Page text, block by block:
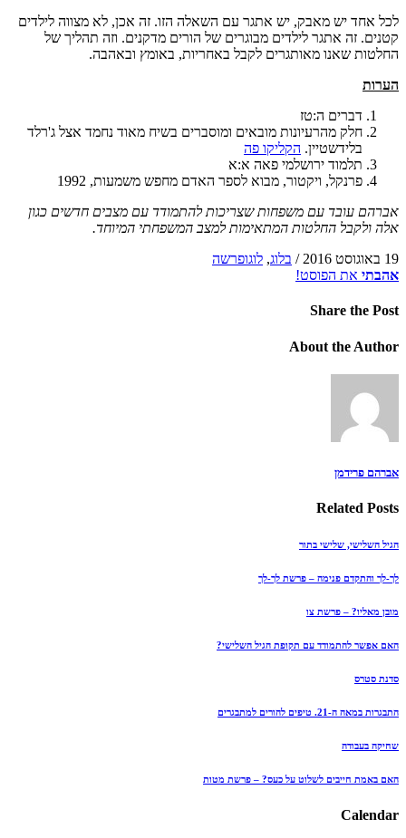
לכל אחד יש מאבק, יש אתגר עם השאלה הזו. זה אכן, לא מצווה לילדים
קטנים. זה אתגר לילדים מבוגרים של הורים מדקנים. וזה תהליך של
החלטות שאנו מאותגרים לקבל באחריות, באומץ ובאהבה.
הערות
דברים ה:טז
חלק מהרעיונות מובאים ומוסברים בשיח מאוד נחמד אצל ג'רלד
בלידשטיין. הקליקו פה
תלמוד ירושלמי פאה א:א
פרנקל, ויקטור, מבוא לספר האדם מחפש משמעות, 1992
אברהם עובד עם משפחות שצריכות להתמודד עם מצבים חדשים כגון
אלה ולקבל החלטות המתאימות למצב המשפחתי המיוחד.
19 באוגוסט 2016
/ בלוג, לוגופרשה
אהבתי את הפוסט!
Share the Post
About the Author
אברהם פרידמן
Related Posts
הגיל השלישי, שלישי בתור
לך-לך והתקדם פנימה – פרשת לך-לך
מובן מאליו? – פרשת צו
האם אפשר להתמודד עם תקופת הגיל השלישי?
סדנת סטרס
התבגרות במאה ה-21. טיפים להורים למתבגרים
שחיקה בעבודה
האם באמת חייבים לשלוט על כעס? – פרשת מטות
Calendar